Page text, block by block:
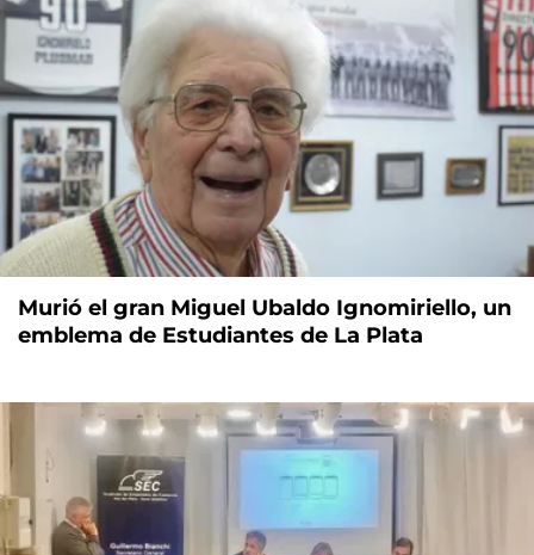
Murió el gran Miguel Ubaldo Ignomiriello, un
emblema de Estudiantes de La Plata